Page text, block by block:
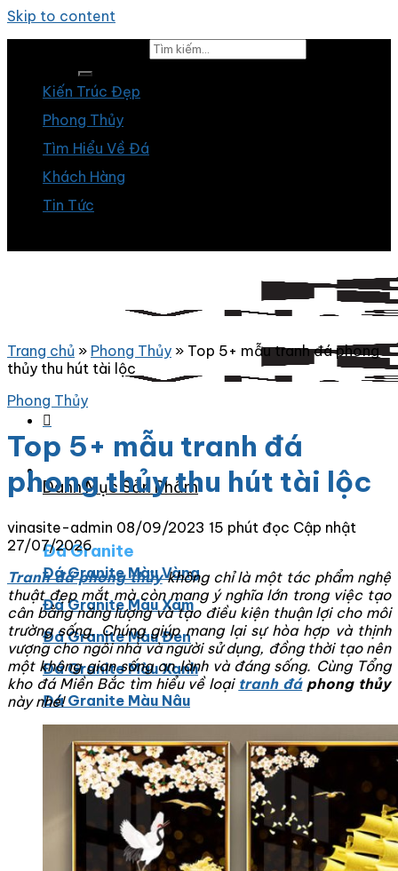
Skip to content
Kiến Trúc Đẹp
Phong Thủy
Tìm Hiểu Về Đá
Khách Hàng
Tin Tức
Danh Mục Sản Phẩm
Đá Granite
Đá Granite Màu Vàng
Đá Granite Màu Xám
Đá Granite Màu Đen
Đá Granite Màu Xanh
Đá Granite Màu Nâu
Đá Travertine
Đá Marble
Đá Marble Màu Kem
Đá Marble Màu Nâu
Trang chủ » Phong Thủy » Top 5+ mẫu tranh đá phong
thủy thu hút tài lộc
Phong Thủy
Top 5+ mẫu tranh đá
phong thủy thu hút tài lộc
vinasite-admin 08/09/2023 15 phút đọc Cập nhật
27/07/2026
Tranh đá phong thủykhông chỉ là một tác phẩm nghệ
thuật đẹp mắt mà còn mang ý nghĩa lớn trong việc tạo
cân bằng năng lượng và tạo điều kiện thuận lợi cho môi
trường sống. Chúng giúp mang lại sự hòa hợp và thịnh
vượng cho ngôi nhà và người sử dụng, đồng thời tạo nên
một không gian sống an lành và đáng sống. Cùng Tổng
kho đá Miền Bắc tìm hiểu về loại tranh đáphong thủy
này nhé!